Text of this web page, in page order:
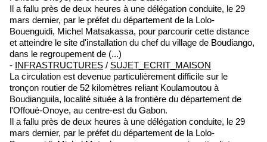
Il a fallu près de deux heures à une délégation conduite, le 29
mars dernier, par le préfet du département de la Lolo-
Bouenguidi, Michel Matsakassa, pour parcourir cette distance
et atteindre le site d'installation du chef du village de Boudiango,
dans le regroupement de (...)
- INFRASTRUCTURES / SUJET_ECRIT_MAISON
La circulation est devenue particulièrement difficile sur le
tronçon routier de 52 kilomètres reliant Koulamoutou à
Boudianguila, localité située à la frontière du département de
l'Offoué-Onoye, au centre-est du Gabon.
Il a fallu près de deux heures à une délégation conduite, le 29
mars dernier, par le préfet du département de la Lolo-